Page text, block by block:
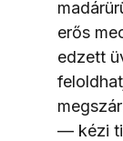
erős
edzett
— kézi